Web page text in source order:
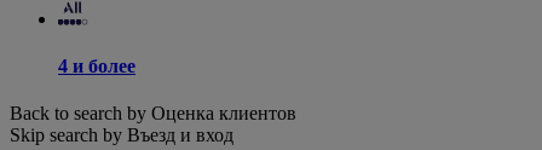
4 и более
Back to search by Оценка клиентов
Skip search by Въезд и вход